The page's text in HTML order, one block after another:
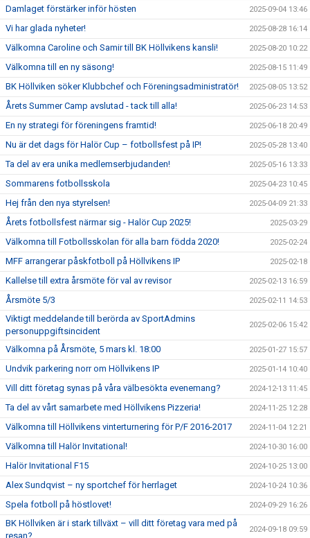
Damlaget förstärker inför hösten 2025-09-04 13:46
Vi har glada nyheter! 2025-08-28 16:14
Välkomna Caroline och Samir till BK Höllvikens kansli! 2025-08-20 10:22
Välkomna till en ny säsong! 2025-08-15 11:49
BK Höllviken söker Klubbchef och Föreningsadministratör! 2025-08-05 13:52
Årets Summer Camp avslutad - tack till alla! 2025-06-23 14:53
En ny strategi för föreningens framtid! 2025-06-18 20:49
Nu är det dags för Halör Cup – fotbollsfest på IP! 2025-05-28 13:40
Ta del av era unika medlemserbjudanden! 2025-05-16 13:33
Sommarens fotbollsskola 2025-04-23 10:45
Hej från den nya styrelsen! 2025-04-09 21:33
Årets fotbollsfest närmar sig - Halör Cup 2025! 2025-03-29
Välkomna till Fotbollsskolan för alla barn födda 2020! 2025-02-24
MFF arrangerar påskfotboll på Höllvikens IP 2025-02-18
Kallelse till extra årsmöte för val av revisor 2025-02-13 16:59
Årsmöte 5/3 2025-02-11 14:53
Viktigt meddelande till berörda av SportAdmins
personuppgiftsincident
2025-02-06 15:42
Välkomna på Årsmöte, 5 mars kl. 18:00 2025-01-27 15:57
Undvik parkering norr om Höllvikens IP 2025-01-14 10:40
Vill ditt företag synas på våra välbesökta evenemang? 2024-12-13 11:45
Ta del av vårt samarbete med Höllvikens Pizzeria! 2024-11-25 12:28
Välkomna till Höllvikens vinterturnering för P/F 2016-2017 2024-11-04 12:21
Välkomna till Halör Invitational! 2024-10-30 16:00
Halör Invitational F15 2024-10-25 13:00
Alex Sundqvist – ny sportchef för herrlaget 2024-10-24 10:36
Spela fotboll på höstlovet! 2024-09-29 16:26
BK Höllviken är i stark tillväxt – vill ditt företag vara med på
resan?
2024-09-18 09:59